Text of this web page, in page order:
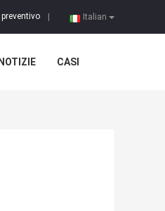
Italian
preventivo
NOTIZIE CASI